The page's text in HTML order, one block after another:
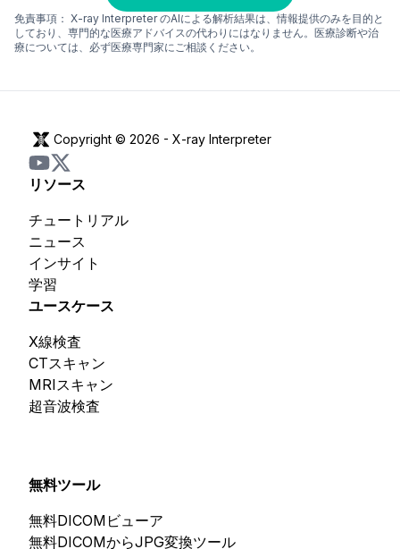
免責事項： X-ray Interpreter のAIによる解析結果は、情報提供のみを目的と
しており、専門的な医療アドバイスの代わりにはなりません。医療診断や治
療については、必ず医療専門家にご相談ください。
Copyright © 2026 - X-ray Interpreter
リソース
インサイト
学習
ニュース
チュートリアル
ユースケース
CTスキャン
MRIスキャン
超音波検査
X線検査
無料ツール
無料DICOMビューア
無料DICOMからJPG変換ツール